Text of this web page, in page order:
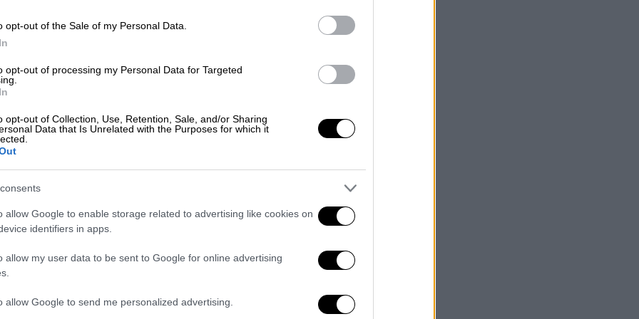
opt-out of the Sale of my Personal Data.
opt-out of processing my Personal Data for Targeted
opt-out of Collection, Use, Retention, Sale, and/or Sharing
Data that Is Unrelated with the Purposes for which it
allow Google to enable storage related to advertising like cookies on
identifiers in apps.
allow my user data to be sent to Google for online advertising
allow Google to send me personalized advertising.
10.11.2023 23:21
πριν την κρίσιμη ΚΕ - Η «βόμβα»
μομφής στον ορίζοντα
Μυρωδιά από μπαρούτι στον ΣΥΡΙΖΑ,
Κεντρική Επιτροπή του κόμματος
Το διάγγελμα Κασσελάκη
«Τίναξε την κατάσταση στον